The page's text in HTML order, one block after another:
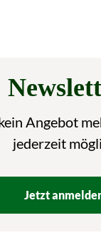
Angebot
jederzeit
Jetzt